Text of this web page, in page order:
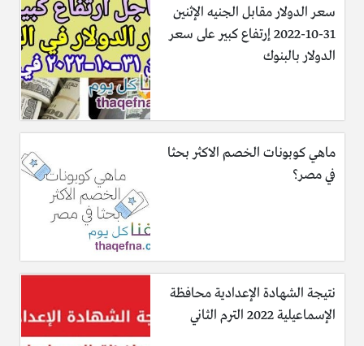
سعر الدولار مقابل الجنيه الإثنين
31-10-2022 إرتفاع كبير على سعر
الدولار بالبنوك
ماهي كوبونات الخصم الاكثر بحثا
في مصر؟
نتيجة الشهادة الإعدادية محافظة
الإسماعيلية 2022 الترم الثاني